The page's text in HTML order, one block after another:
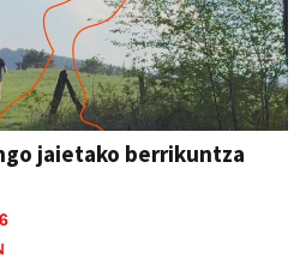
jaietako berrikuntza